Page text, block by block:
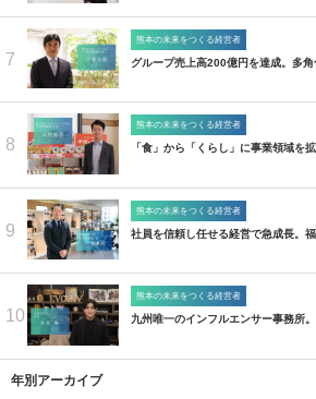
7
熊本の未来をつくる経営者
グループ売上高200億円を達成。多
8
熊本の未来をつくる経営者
「食」から「くらし」に事業領域を
9
熊本の未来をつくる経営者
社員を信頼し任せる経営で急成長。
10
熊本の未来をつくる経営者
九州唯一のインフルエンサー事務所
年別アーカイブ